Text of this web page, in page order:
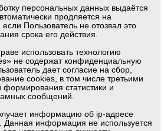
персональных данных выдаётся
продляется на
Пользователь не отозвал это
срока его действия.
использовать технологию
не содержат конфиденциальную
дает согласие на сбор,
cookies, в том числе третьими
статистики и
сообщений.
информацию об ip-адресе
Данная информация не используется